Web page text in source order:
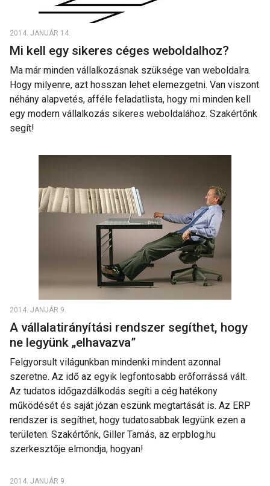
2014. JANUÁR 14.
Mi kell egy sikeres céges weboldalhoz?
Ma már minden vállalkozásnak szüksége van weboldalra.
Hogy milyenre, azt hosszan lehet elemezgetni. Van viszont
néhány alapvetés, afféle feladatlista, hogy mi minden kell
egy modern vállalkozás sikeres weboldalához. Szakértőnk
segít!
2014. JANUÁR 9.
A vállalatirányítási rendszer segíthet, hogy
ne legyünk „elhavazva”
Felgyorsult világunkban mindenki mindent azonnal
szeretne. Az idő az egyik legfontosabb erőforrássá vált.
Az tudatos időgazdálkodás segíti a cég hatékony
működését és saját józan eszünk megtartását is. Az ERP
rendszer is segíthet, hogy tudatosabbak legyünk ezen a
területen. Szakértőnk, Giller Tamás, az erpblog.hu
szerkesztője elmondja, hogyan!
2014. JANUÁR 9.